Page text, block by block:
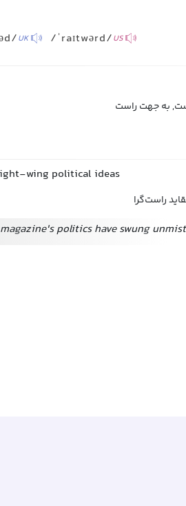
UK /ˈraɪtwərd/US
به جهت راست
wing political ideas
راست‌گرا
politics have swung